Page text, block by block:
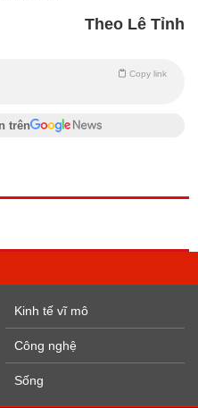
Theo Lê Tỉnh
Copy link
trên
Kinh tế vĩ mô
Công nghệ
Sống